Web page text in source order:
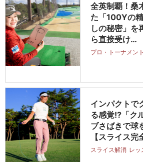
全英制覇！桑
た「100Yの
しの秘密」を
ら直接受け…
プロ・トーナメント
インパクトで
る感覚!?「ク
ブさばきで球
【スライス完
スライス解消 レッ